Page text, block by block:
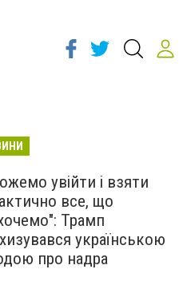
увійти і взяти
все, що
Трамп
українською
про надра